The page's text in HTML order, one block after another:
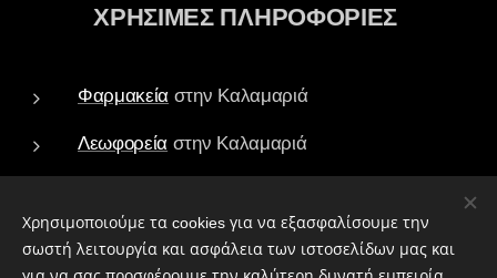
ΧΡΗΣΙΜΕΣ ΠΛΗΡΟΦΟΡΙΕΣ
Φαρμακεία στην Καλαμαριά
Λεωφορεία στην Καλαμαριά
Πάρκα στην Καλαμαριά
Χρησιμοποιούμε τα cookies για να εξασφαλίσουμε την
σωστή λειτουργία και ασφάλεια των ιστοσελίδων μας και